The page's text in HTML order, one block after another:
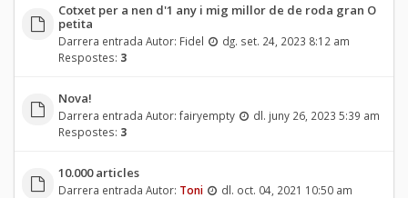
Cotxet per a nen d'1 any i mig millor de de roda gran O
petita
Darrera entrada Autor: Fidel
dg. set. 24, 2023 8:12 am
Respostes: 3
Nova!
Darrera entrada Autor: fairyempty
dl. juny 26, 2023 5:39 am
Respostes: 3
10.000 articles
Darrera entrada Autor: Toni dl. oct. 04, 2021 10:50 am